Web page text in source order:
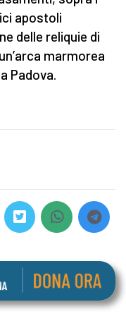
apostoli
delle reliquie di
marmorea
Padova.